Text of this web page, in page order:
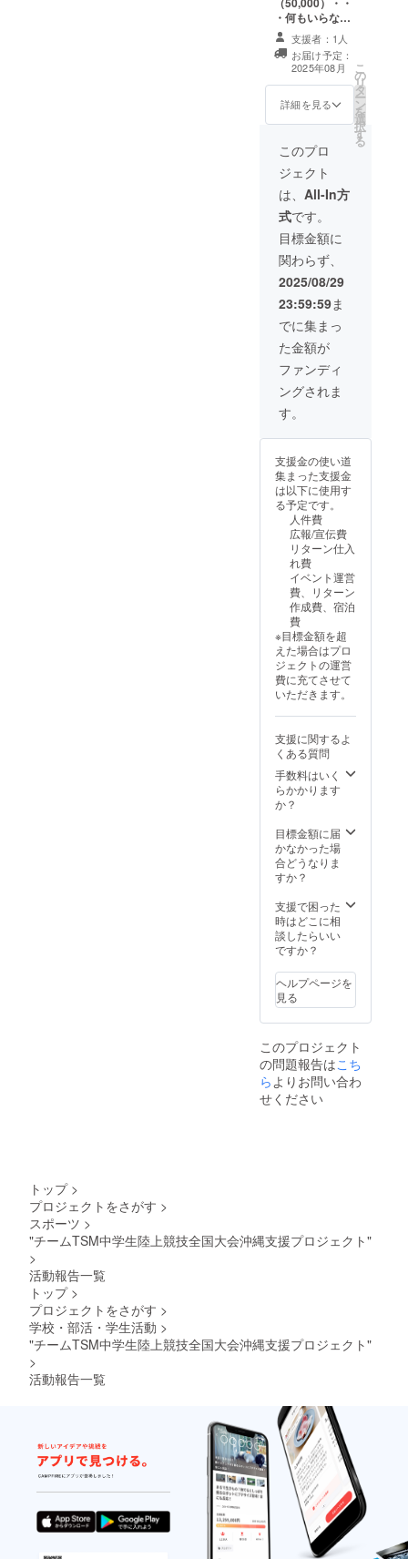
4L・
5L・
6L・
7L（詳
細はサ
イズ表
認くだ
さい）
ラー：
オレン
ジ TSM
応援缶
バッチ
（限定
デザイ
ン）・
・・直
径
37mm
タオル
のサイ
ズ（縦
210mm
×横
1100m
m）
・何もいらなく
て、ただ応援し
たい方用に作成
しました（この
リターンは1,000
円、3,000円のリ
ターンと同じ内
支援者：1人
お届け予定：
2025年08月
詳細を見る
こ
の
リ
タ
ー
ン
を
選
択
す
る
このプロ
ジェクト
は、 All-In方
式です。
目標金額に
関わらず、
2025/08/29
23:59:59ま
でに集まっ
た金額が
ファンディ
ングされま
す。
支援金の使い道
集まった支援金
は以下に使用す
る予定です。
人件費
広報/宣伝費
リターン仕入
れ費
イベント運営
費、リターン
作成費、宿泊
費
※目標金額を超
えた場合はプロ
ジェクトの運営
費に充てさせて
いただきます。
支援に関するよ
くある質問
手数料はいく
らかかります
か？
目標金額に届
かなかった場
合どうなりま
すか？
支援で困った
時はどこに相
談したらいい
ですか？
ヘルプページを
見る
このプロジェクト
の問題報告はこち
ら よりお問い合わ
せください
トップ >
プロジェクトをさがす >
スポーツ >
"チームTSM中学生陸上競技全国大会沖縄支援プロジェクト"
>
活動報告一覧
トップ >
プロジェクトをさがす >
学校・部活・学生活動 >
"チームTSM中学生陸上競技全国大会沖縄支援プロジェクト"
>
活動報告一覧